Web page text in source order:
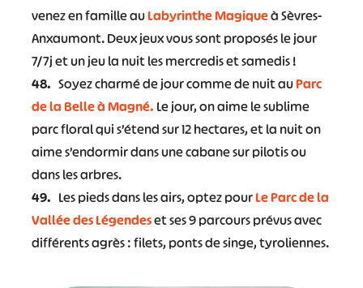
venez en famille auLabyrinthe Magiqueà Sèvres-
Anxaumont. Deux jeux vous sont proposés le jour
7/7j et un jeu la nuit les mercredis et samedis !
48. Soyez charmé de jour comme de nuit auParc
de la Belle à Magné. Le jour, on aime le sublime
parc floral qui s’étend sur 12 hectares, et la nuit on
aime s’endormir dans une cabane sur pilotis ou
dans les arbres.
49. Les pieds dans les airs, optez pourLe Parc de la
Vallée des Légendeset ses 9 parcours prévus avec
différents agrès : filets, ponts de singe, tyroliennes.